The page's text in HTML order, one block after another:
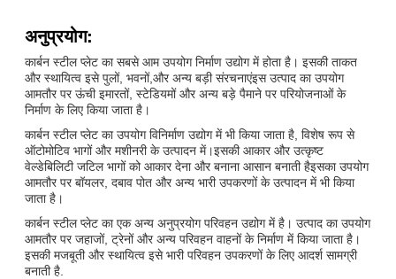
अनुप्रयोग:
कार्बन स्टील प्लेट का सबसे आम उपयोग निर्माण उद्योग में होता है। इसकी ताकत
और स्थायित्व इसे पुलों, भवनों,और अन्य बड़ी संरचनाएंइस उत्पाद का उपयोग
आमतौर पर ऊंची इमारतों, स्टेडियमों और अन्य बड़े पैमाने पर परियोजनाओं के
निर्माण के लिए किया जाता है।
कार्बन स्टील प्लेट का उपयोग विनिर्माण उद्योग में भी किया जाता है, विशेष रूप से
ऑटोमोटिव भागों और मशीनरी के उत्पादन में।इसकी आकार और उत्कृष्ट
वेल्डेबिलिटी जटिल भागों को आकार देना और बनाना आसान बनाती हैइसका उपयोग
आमतौर पर बॉयलर, दबाव पोत और अन्य भारी उपकरणों के उत्पादन में भी किया
जाता है।
कार्बन स्टील प्लेट का एक अन्य अनुप्रयोग परिवहन उद्योग में है। उत्पाद का उपयोग
आमतौर पर जहाजों, ट्रेनों और अन्य परिवहन वाहनों के निर्माण में किया जाता है।
इसकी मजबूती और स्थायित्व इसे भारी परिवहन उपकरणों के लिए आदर्श सामग्री
बनाती है.